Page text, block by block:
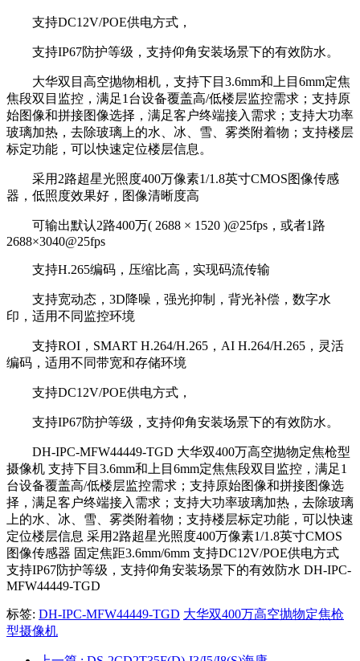
支持DC12V/POE供电方式，
支持IP67防护等级，支持仰角安装场景下的有效防水。
大华双目高空抛物相机，支持下目3.6mm和上目6mm定焦
焦段双目监控，满足1台设备覆盖高/低楼层监控需求；支持原
始图像和拼接图像选择，满足客户终端接入需求；支持大功率
玻璃加热，去除玻璃上的水、冰、雪、雾类附着物；支持楼层
标定功能，可以快速定位楼层信息。
采用2路超星光照度400万像素1/1.8英寸CMOS图像传感
器，低照度效果好，图像清晰度高
可输出默认2路400万( 2688 × 1520 )@25fps，或者1路
2688×3040@25fps
支持H.265编码，压缩比高，实现码流传输
支持宽动态，3D降噪，强光抑制，背光补偿，数字水
印，适用不同监控环境
支持ROI，SMART H.264/H.265，AI H.264/H.265，灵活
编码，适用不同带宽和存储环境
支持DC12V/POE供电方式，
支持IP67防护等级，支持仰角安装场景下的有效防水。
DH-IPC-MFW44449-TGD 大华双400万高空抛物定焦枪型
摄像机 支持下目3.6mm和上目6mm定焦焦段双目监控，满足1
台设备覆盖高/低楼层监控需求；支持原始图像和拼接图像选
择，满足客户终端接入需求；支持大功率玻璃加热，去除玻璃
上的水、冰、雪、雾类附着物；支持楼层标定功能，可以快速
定位楼层信息 采用2路超星光照度400万像素1/1.8英寸CMOS
图像传感器 固定焦距3.6mm/6mm 支持DC12V/POE供电方式
支持IP67防护等级，支持仰角安装场景下的有效防水 DH-IPC-
MFW44449-TGD
标签: DH-IPC-MFW44449-TGD 大华双400万高空抛物定焦枪
型摄像机